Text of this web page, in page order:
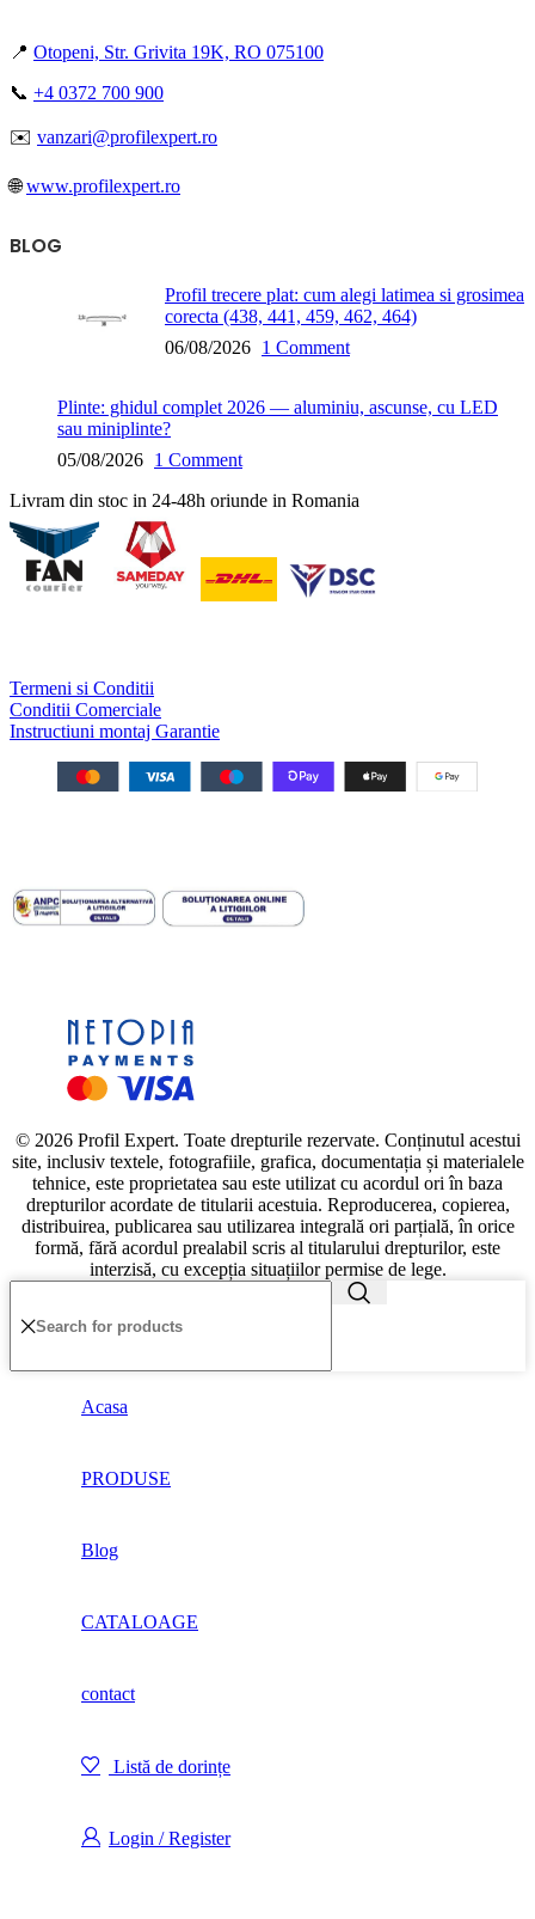
📍 Otopeni, Str. Grivita 19K, RO 075100
📞 +4 0372 700 900
✉️ vanzari@profilexpert.ro
🌐www.profilexpert.ro
BLOG
Profil trecere plat: cum alegi latimea si grosimea
corecta (438, 441, 459, 462, 464)
06/08/2026 1 Comment
Plinte: ghidul complet 2026 — aluminiu, ascunse, cu LED
sau miniplinte?
05/08/2026 1 Comment
Livram din stoc in 24-48h oriunde in Romania
Termeni si Conditii
Conditii Comerciale
Instructiuni montaj Garantie
© 2026 Profil Expert. Toate drepturile rezervate. Conținutul acestui
site, inclusiv textele, fotografiile, grafica, documentația și materialele
tehnice, este proprietatea sau este utilizat cu acordul ori în baza
drepturilor acordate de titularii acestuia. Reproducerea, copierea,
distribuirea, publicarea sau utilizarea integrală ori parțială, în orice
formă, fără acordul prealabil scris al titularului drepturilor, este
interzisă, cu excepția situațiilor permise de lege.
Acasa
PRODUSE
Blog
CATALOAGE
contact
Listă de dorințe
Login / Register